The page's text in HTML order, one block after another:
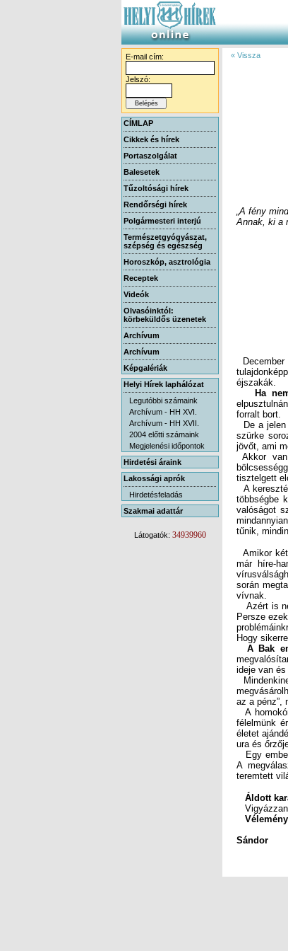
E-mail cím:
Jelszó:
CÍMLAP
Cikkek és hírek
Portaszolgálat
Balesetek
Tűzoltósági hírek
Rendőrségi hírek
Polgármesteri interjú
Természetgyógyászat,
szépség és egészség
Horoszkóp, asztrológia
Receptek
Videók
Olvasóinktól:
körbeküldős üzenetek
Archívum
Archívum
Képgalériák
Helyi Hírek laphálózat
Legutóbbi számaink
Archívum - HH XVI.
Archívum - HH XVII.
2004 előtti számaink
Megjelenési időpontok
Hirdetési áraink
Lakossági aprók
Hirdetésfeladás
Szakmai adattár
Látogatók: 34939960
« Vissza
„A fény
Annak, ki a
éjszakák.
Ha
forralt bort.
De a jelen
szürke
jövőt, ami
Akkor
tisztelgett
A
valóságot
tűnik,
Amikor
már híre-
során
vívnak.
Azért is
Persze
Hogy
A Bak
ideje van
az a pénz”,
A
félelmünk
életet
ura és
Egy
A
teremtett
Áldott
Sándor